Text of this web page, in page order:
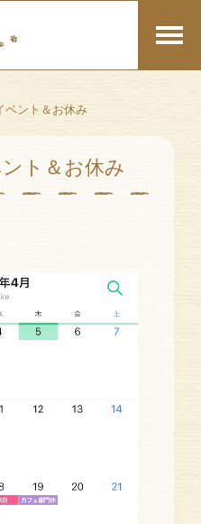
ベント＆お休み
ト＆お休み